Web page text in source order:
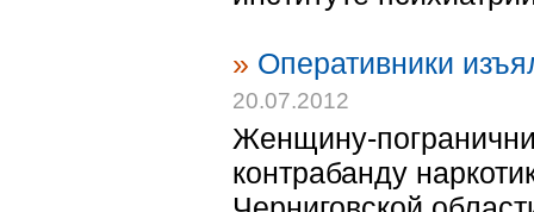
» Оперативники
20.07.2012
Женщину-
контрабанду